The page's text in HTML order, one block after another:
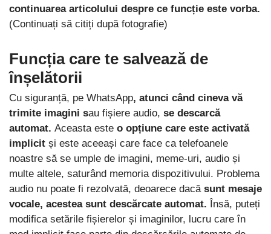
continuarea articolului despre ce funcție este vorba.
(Continuați să citiți după fotografie)
Funcția care te salvează de
înșelătorii
Cu siguranță, pe WhatsApp, atunci când cineva vă
trimite imagini sau fișiere audio, se descarcă
automat. Aceasta este o opțiune care este activată
implicit și este aceeași care face ca telefoanele
noastre să se umple de imagini, meme-uri, audio și
multe altele, saturând memoria dispozitivului. Problema
audio nu poate fi rezolvată, deoarece dacă sunt mesaje
vocale, acestea sunt descărcate automat. Însă, puteți
modifica setările fișierelor și imaginilor, lucru care în